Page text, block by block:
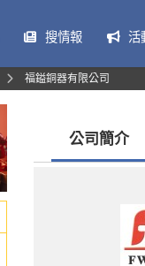
搜情報 活
福鎰銅器有限公司
公司簡介